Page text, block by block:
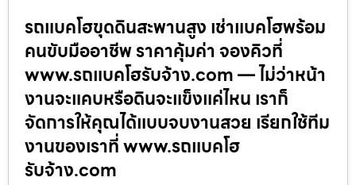
รถแบคโฮขุดดินสะพานสูง เช่าแบคโฮพร้อม
คนขับมืออาชีพ ราคาคุ้มค่า จองคิวที่
www.รถแบคโฮรับจ้าง.com — ไม่ว่าหน้า
งานจะแคบหรือดินจะแข็งแค่ไหน เราก็
จัดการให้คุณได้แบบจบงานสวย เรียกใช้ทีม
งานของเราที่ www.รถแบคโฮ
รับจ้าง.com